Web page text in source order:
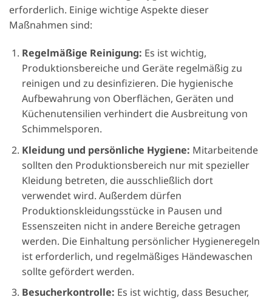
erforderlich. Einige wichtige Aspekte dieser
Maßnahmen sind:
Regelmäßige Reinigung: Es ist wichtig,
Produktionsbereiche und Geräte regelmäßig zu
reinigen und zu desinfizieren. Die hygienische
Aufbewahrung von Oberflächen, Geräten und
Küchenutensilien verhindert die Ausbreitung von
Schimmelsporen.
Kleidung und persönliche Hygiene: Mitarbeitende
sollten den Produktionsbereich nur mit spezieller
Kleidung betreten, die ausschließlich dort
verwendet wird. Außerdem dürfen
Produktionskleidungsstücke in Pausen und
Essenszeiten nicht in andere Bereiche getragen
werden. Die Einhaltung persönlicher Hygieneregeln
ist erforderlich, und regelmäßiges Händewaschen
sollte gefördert werden.
Besucherkontrolle: Es ist wichtig, dass Besucher,